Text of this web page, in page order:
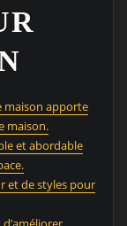
maison apporte
maison.
et abordable
et de styles pour